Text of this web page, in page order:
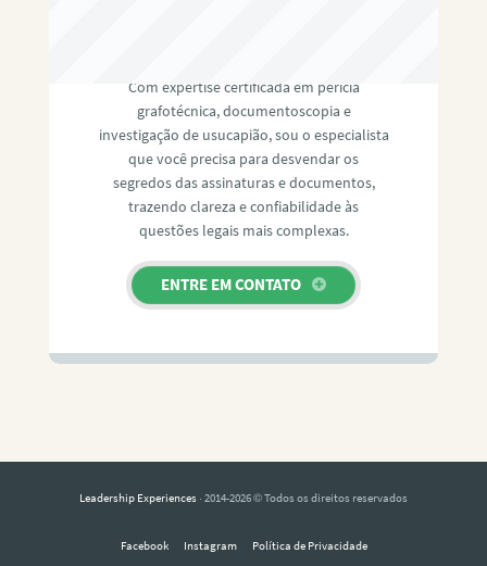
Com expertise certificada em perícia
grafotécnica, documentoscopia e
investigação de usucapião, sou o especialista
que você precisa para desvendar os
segredos das assinaturas e documentos,
trazendo clareza e confiabilidade às
questões legais mais complexas.
ENTRE EM CONTATO
Leadership Experiences · 2014-2026 © Todos os direitos reservados
Facebook Instagram Política de Privacidade